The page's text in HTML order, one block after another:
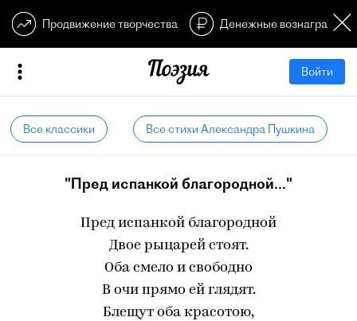
Продвижение творчества Денежные
Войти
Все классики Все стихи Александра Пушкина
"Пред испанкой благородной..."
Пред испанкой благородной
Двое рыцарей стоят.
Оба смело и свободно
В очи прямо ей глядят.
Блещут оба красотою,